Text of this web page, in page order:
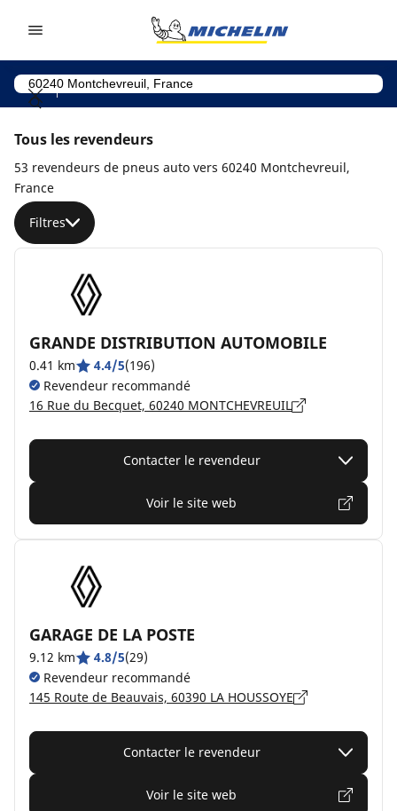
Tous les revendeurs
53 revendeurs de pneus auto vers 60240 Montchevreuil,
France
Filtres
GRANDE DISTRIBUTION AUTOMOBILE
0.41 km 4.4/5(196)
Revendeur recommandé
16 Rue du Becquet, 60240 MONTCHEVREUIL
Contacter le revendeur
Voir le site web
GARAGE DE LA POSTE
9.12 km 4.8/5(29)
Revendeur recommandé
145 Route de Beauvais, 60390 LA HOUSSOYE
Contacter le revendeur
Voir le site web